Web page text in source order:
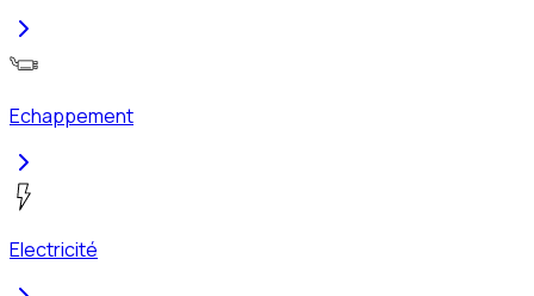
Echappement
Electricité